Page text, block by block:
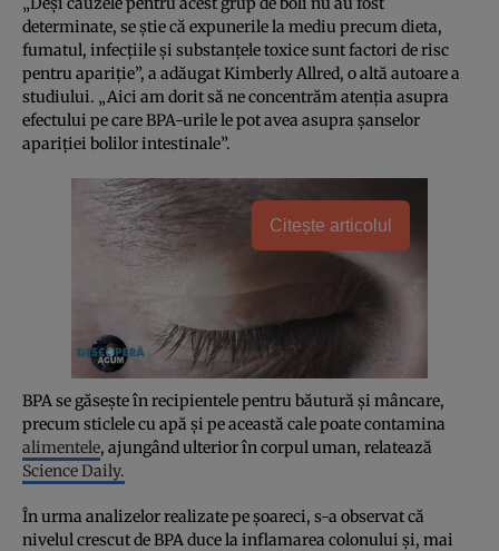
determinate, se ştie că expunerile la mediu precum dieta,
fumatul, infecţiile şi substanţele toxice sunt factori de risc
pentru apariţie”, a adăugat Kimberly Allred, o altă autoare a
studiului. „Aici am dorit să ne concentrăm atenţia asupra
efectului pe care BPA-urile le pot avea asupra şanselor
apariţiei bolilor intestinale”.
Citește articolul
BPA se găseşte în recipientele pentru băutură şi mâncare,
precum sticlele cu apă şi pe această cale poate contamina
alimentele, ajungând ulterior în corpul uman, relatează
Science Daily.
În urma analizelor realizate pe şoareci, s-a observat că
nivelul crescut de BPA duce la inflamarea colonului şi, mai